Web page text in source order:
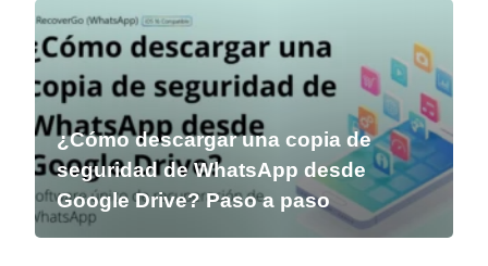
¿Cómo descargar una copia de
seguridad de WhatsApp desde
Google Drive? Paso a paso